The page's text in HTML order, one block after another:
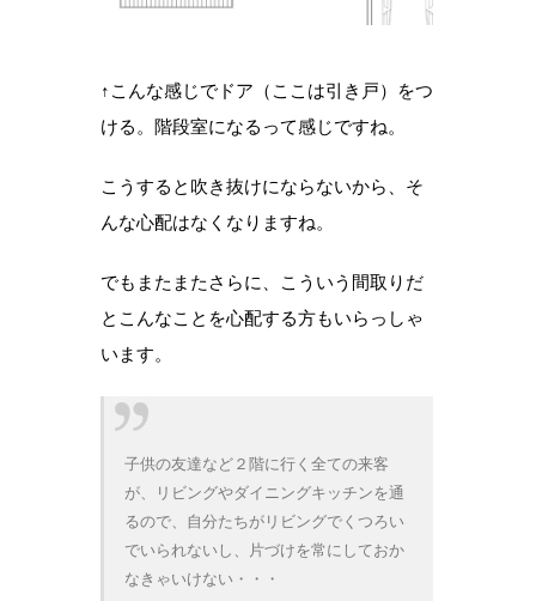
↑こんな感じでドア（ここは引き戸）をつ
ける。階段室になるって感じですね。
こうすると吹き抜けにならないから、そ
んな心配はなくなりますね。
でもまたまたさらに、こういう間取りだ
とこんなことを心配する方もいらっしゃ
います。
子供の友達など２階に行く全ての来客
が、リビングやダイニングキッチンを通
るので、自分たちがリビングでくつろい
でいられないし、片づけを常にしておか
なきゃいけない・・・